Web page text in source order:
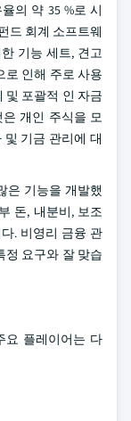
의 약 35 %로 시
드 회계 소프트웨
기능 세트, 견고
로 인해 주로 사용
및 포괄적 인 자금
개인 주식을 모
기금 관리에 대
은 기능을 개발했
돈, 내분비, 보조
. 비영리 금융 관
정 요구와 잘 맞습
요 플레이어는 다